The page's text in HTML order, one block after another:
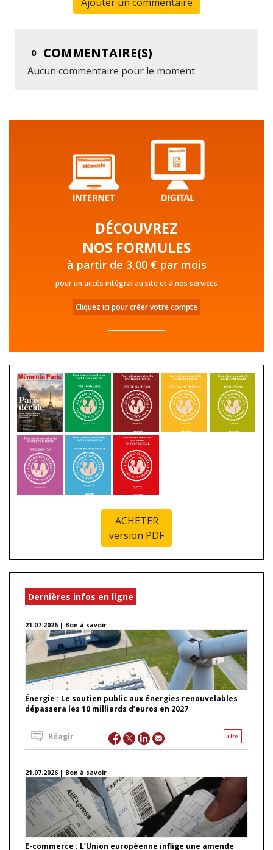
0 COMMENTAIRE(S)
Aucun commentaire pour le moment
DÉCOUVREZ
NOS FORMULES
à partir de 3,00 € par mois
pour un accès intégral au site et à nos services
Cliquez ici pour créer votre compte
ACHETER
version PDF
Dernières infos en ligne
21.07.2026 | Bon à savoir
Énergie : Le soutien public aux énergies renouvelables
dépassera les 10 milliards d’euros en 2027
Lire
Réagir
21.07.2026 | Bon à savoir
E-commerce : L’Union européenne inflige une amende